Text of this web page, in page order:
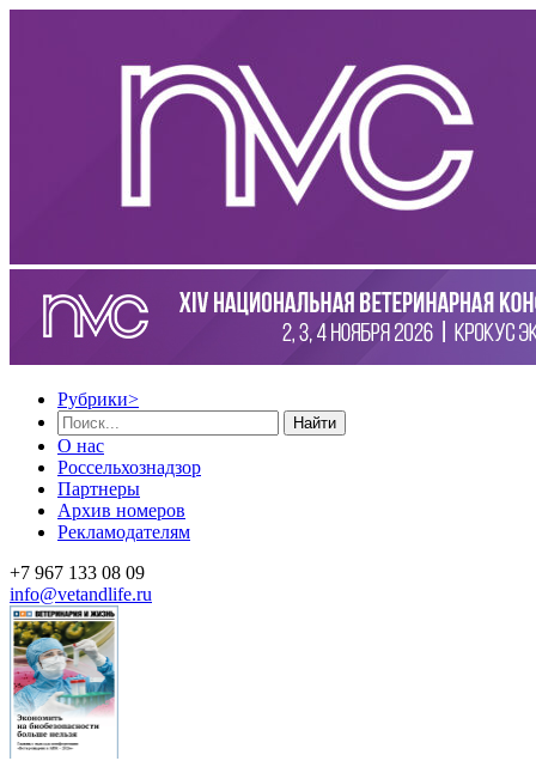
Рубрики>
Найти
О нас
Россельхознадзор
Партнеры
Архив номеров
Рекламодателям
+7 967 133 08 09
info@vetandlife.ru